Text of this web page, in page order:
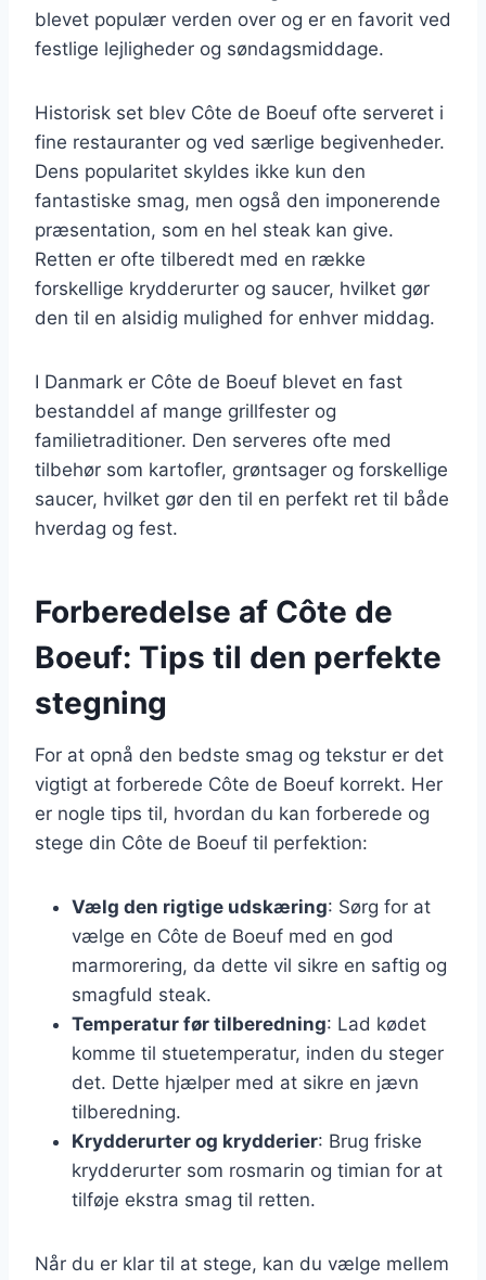
blevet populær verden over og er en favorit ved
festlige lejligheder og søndagsmiddage.
Historisk set blev Côte de Boeuf ofte serveret i
fine restauranter og ved særlige begivenheder.
Dens popularitet skyldes ikke kun den
fantastiske smag, men også den imponerende
præsentation, som en hel steak kan give.
Retten er ofte tilberedt med en række
forskellige krydderurter og saucer, hvilket gør
den til en alsidig mulighed for enhver middag.
I Danmark er Côte de Boeuf blevet en fast
bestanddel af mange grillfester og
familietraditioner. Den serveres ofte med
tilbehør som kartofler, grøntsager og forskellige
saucer, hvilket gør den til en perfekt ret til både
hverdag og fest.
Forberedelse af Côte de
Boeuf: Tips til den perfekte
stegning
For at opnå den bedste smag og tekstur er det
vigtigt at forberede Côte de Boeuf korrekt. Her
er nogle tips til, hvordan du kan forberede og
stege din Côte de Boeuf til perfektion:
Vælg den rigtige udskæring: Sørg for at
vælge en Côte de Boeuf med en god
marmorering, da dette vil sikre en saftig og
smagfuld steak.
Temperatur før tilberedning: Lad kødet
komme til stuetemperatur, inden du steger
det. Dette hjælper med at sikre en jævn
tilberedning.
Krydderurter og krydderier: Brug friske
krydderurter som rosmarin og timian for at
tilføje ekstra smag til retten.
Når du er klar til at stege, kan du vælge mellem